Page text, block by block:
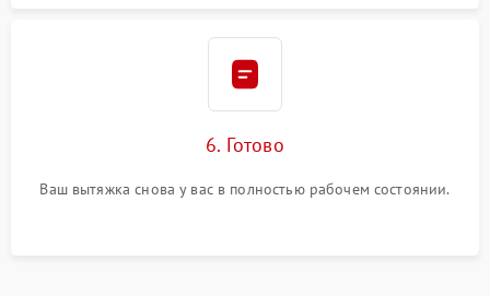
6. Готово
Ваш вытяжка снова у вас в полностью рабочем состоянии.